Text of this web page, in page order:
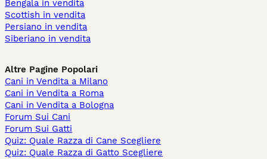
Bengala in vendita
Scottish in vendita
Persiano in vendita
Siberiano in vendita
Altre Pagine Popolari
Cani in Vendita a Milano
Cani in Vendita a Roma
Cani in Vendita a Bologna
Forum Sui Cani
Forum Sui Gatti
Quiz: Quale Razza di Cane Scegliere
Quiz: Quale Razza di Gatto Scegliere